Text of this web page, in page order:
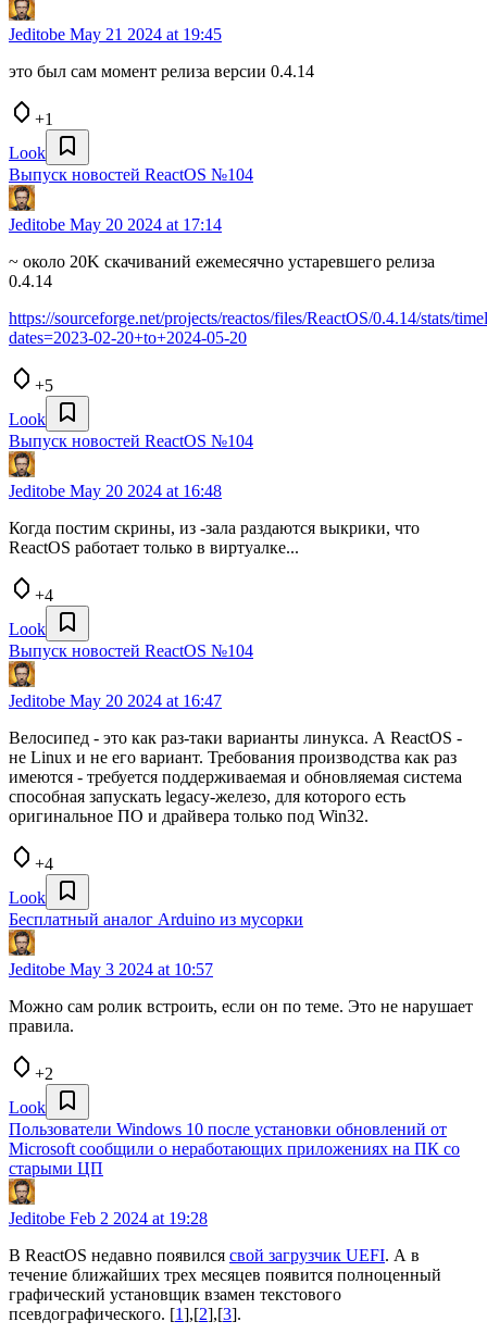
Jeditobe May 21 2024 at 19:45
это был сам момент релиза версии 0.4.14
+1
Look
Выпуск новостей ReactOS №104
Jeditobe May 20 2024 at 17:14
~ около 20K скачиваний ежемесячно устаревшего релиза
0.4.14
https://sourceforge.net/projects/reactos/files/ReactOS/0.4.14/stats/
dates=2023-02-20+to+2024-05-20
+5
Look
Выпуск новостей ReactOS №104
Jeditobe May 20 2024 at 16:48
Когда постим скрины, из -зала раздаются выкрики, что
ReactOS работает только в виртуалке...
+4
Look
Выпуск новостей ReactOS №104
Jeditobe May 20 2024 at 16:47
Велосипед - это как раз-таки варианты линукса. А ReactOS -
не Linux и не его вариант. Требования производства как раз
имеются - требуется поддерживаемая и обновляемая система
способная запускать legacy-железо, для которого есть
оригинальное ПО и драйвера только под Win32.
+4
Look
Бесплатный аналог Arduino из мусорки
Jeditobe May 3 2024 at 10:57
Можно сам ролик встроить, если он по теме. Это не нарушает
правила.
+2
Look
Пользователи Windows 10 после установки обновлений от
Microsoft сообщили о неработающих приложениях на ПК со
старыми ЦП
Jeditobe Feb 2 2024 at 19:28
В ReactOS недавно появился свой загрузчик UEFI. А в
течение ближайших трех месяцев появится полноценный
графический установщик взамен текстового
псевдографического. [1],[2],[3].